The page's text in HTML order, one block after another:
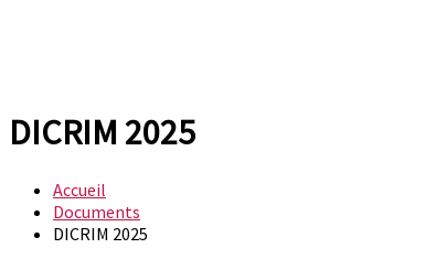
DICRIM 2025
Accueil
Documents
DICRIM 2025